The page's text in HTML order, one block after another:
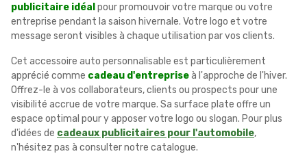
publicitaire idéal pour promouvoir votre marque ou votre
entreprise pendant la saison hivernale. Votre logo et votre
message seront visibles à chaque utilisation par vos clients.
Cet accessoire auto personnalisable est particulièrement
apprécié comme cadeau d'entrepriseà l'approche de l'hiver.
Offrez-le à vos collaborateurs, clients ou prospects pour une
visibilité accrue de votre marque. Sa surface plate offre un
espace optimal pour y apposer votre logo ou slogan. Pour plus
d'idées de cadeaux publicitaires pour l'automobile,
n'hésitez pas à consulter notre catalogue.